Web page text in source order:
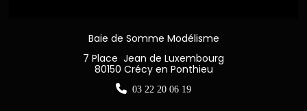
Baie de Somme Modélisme
7 Place Jean de Luxembourg
80150 Crécy en Ponthieu
 03 22 20 06 19